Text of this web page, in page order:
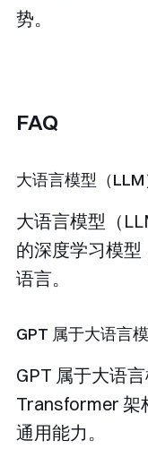
势。
FAQ
大语言模型（LLM
大语言模型（
的深度学习模
语言。
GPT 属于大语言
GPT 属于大语
Transformer 架
通用能力。